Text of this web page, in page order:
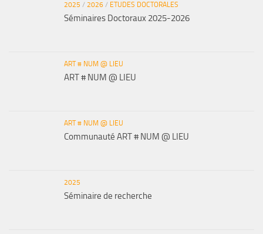
2025 / 2026 / ETUDES DOCTORALES
Séminaires Doctoraux 2025-2026
ART # NUM @ LIEU
ART # NUM @ LIEU
ART # NUM @ LIEU
Communauté ART # NUM @ LIEU
2025
Séminaire de recherche